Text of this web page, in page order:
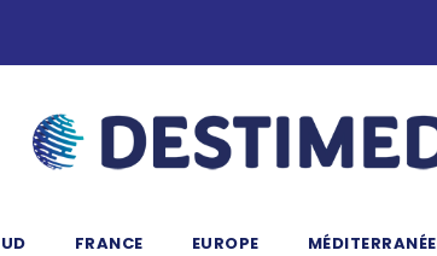
FRANCE EUROPE MÉDITERRANÉE